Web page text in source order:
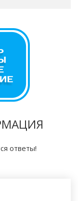
ответы!